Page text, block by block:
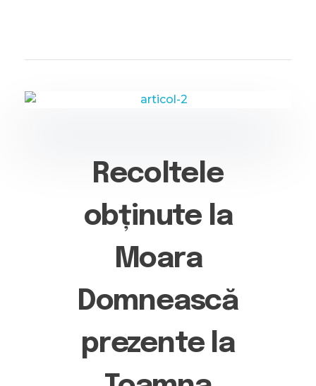
Recoltele
obținute la
Moara
Domnească
prezente la